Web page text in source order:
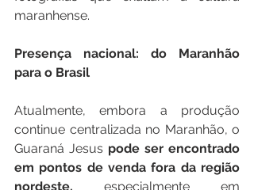
maranhense.
Presença nacional: do Maranhão
para o Brasil
Atualmente, embora a produção
continue centralizada no Maranhão, o
Guaraná Jesus pode ser encontrado
em pontos de venda fora da região
nordeste, especialmente em